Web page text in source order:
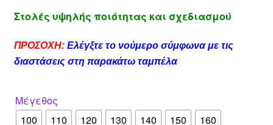
50.00 €.
τιμή
είναι:
35.90 €.
Στολές υψηλής ποιότητας και σχεδιασμού
ΠΡΟΣΟΧΗ: Ελέγξτε το νούμερο σύμφωνα με τις
διαστάσεις στη παρακάτω ταμπέλα
Μέγεθος
100
110 120 130 140 150
160